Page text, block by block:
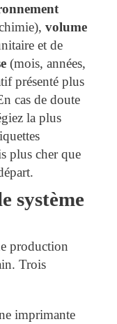
volume
et de
(mois, années,
présenté plus
cas de doute
la plus
plus cher que
système
production
Trois
imprimante